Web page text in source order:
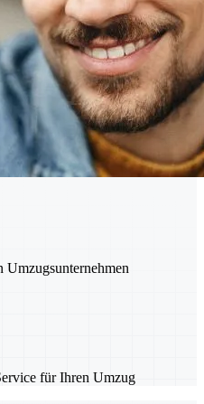
Umzugsunternehmen
für Ihren Umzug